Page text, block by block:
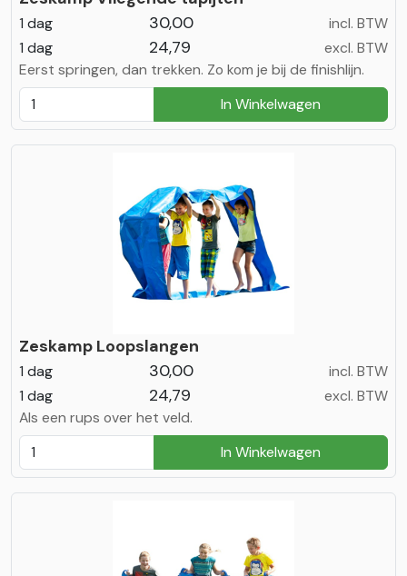
1 dag 30,00
incl. BTW
1 dag
24,79
excl. BTW
Eerst springen, dan trekken. Zo kom je bij de finishlijn.
In Winkelwagen
Zeskamp Loopslangen
1 dag 30,00
incl. BTW
1 dag
24,79
excl. BTW
Als een rups over het veld.
In Winkelwagen